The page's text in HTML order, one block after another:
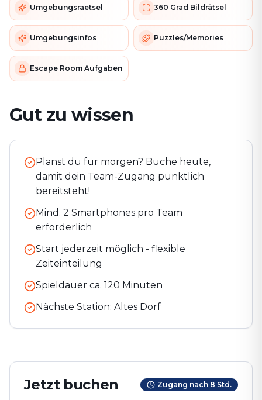
Umgebungsraetsel 360 Grad Bildrätsel
Umgebungsinfos Puzzles/Memories
Escape Room Aufgaben
Gut zu wissen
Planst du für morgen? Buche heute,
damit dein Team-Zugang pünktlich
bereitsteht!
Mind. 2 Smartphones pro Team
erforderlich
Start jederzeit möglich - flexible
Zeiteinteilung
Spieldauer ca. 120 Minuten
Nächste Station: Altes Dorf
Jetzt buchen Zugang nach 8 Std.